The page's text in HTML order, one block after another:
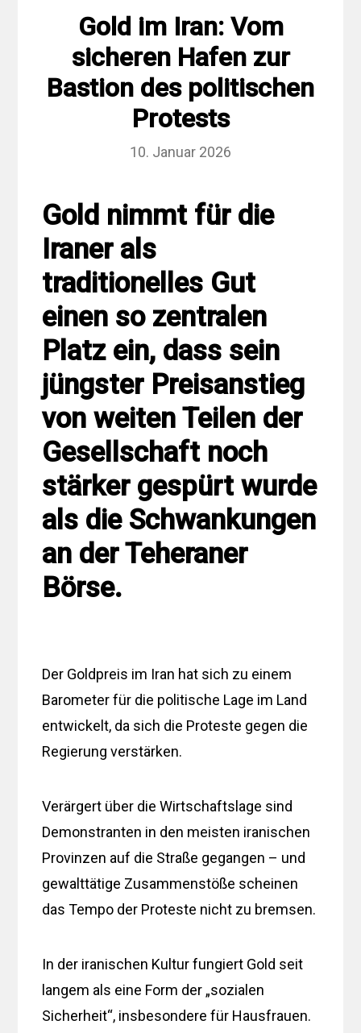
Gold im Iran: Vom
sicheren Hafen zur
Bastion des politischen
Protests
10. Januar 2026
Gold nimmt für die
Iraner als
traditionelles Gut
einen so zentralen
Platz ein, dass sein
jüngster Preisanstieg
von weiten Teilen der
Gesellschaft noch
stärker gespürt wurde
als die Schwankungen
an der Teheraner
Börse.
Der Goldpreis im Iran hat sich zu einem
Barometer für die politische Lage im Land
entwickelt, da sich die Proteste gegen die
Regierung verstärken.
Verärgert über die Wirtschaftslage sind
Demonstranten in den meisten iranischen
Provinzen auf die Straße gegangen – und
gewalttätige Zusammenstöße scheinen
das Tempo der Proteste nicht zu bremsen.
In der iranischen Kultur fungiert Gold seit
langem als eine Form der „sozialen
Sicherheit“, insbesondere für Hausfrauen.